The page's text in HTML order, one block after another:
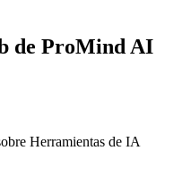
de ProMind AI
Herramientas de IA